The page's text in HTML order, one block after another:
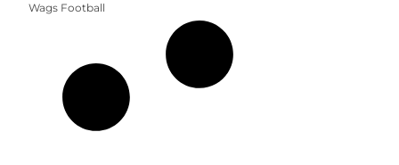
Wags Football